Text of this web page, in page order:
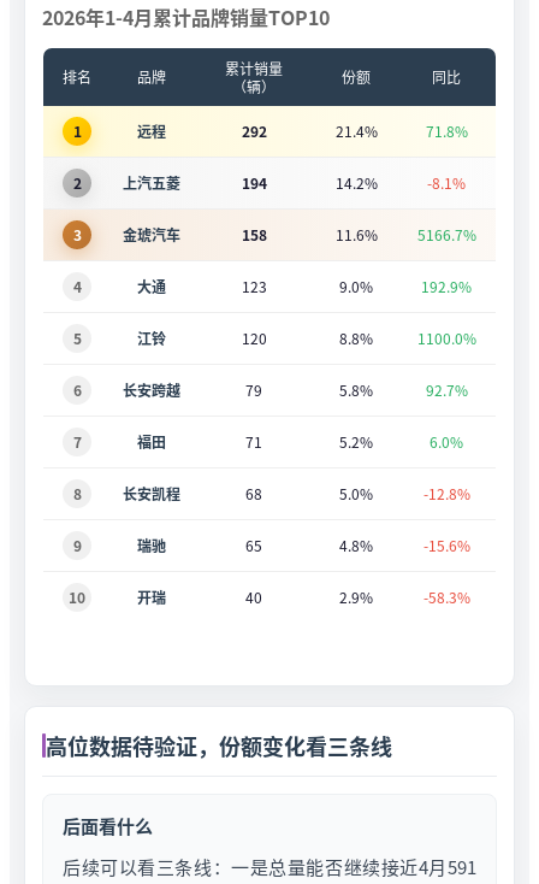
2026年1-4月累计品牌销量TOP10
排名 品牌
累计销量
（辆）
份额 同比
1 远程 292 21.4% 71.8%
2 上汽五菱 194 14.2% -8.1%
3 金琥汽车 158 11.6% 5166.7%
4 大通 123 9.0% 192.9%
5 江铃 120 8.8% 1100.0%
6 长安跨越 79 5.8% 92.7%
7 福田 71 5.2% 6.0%
8 长安凯程 68 5.0% -12.8%
9 瑞驰 65 4.8% -15.6%
10 开瑞 40 2.9% -58.3%
高位数据待验证，份额变化看三条线
后面看什么
后续可以看三条线：一是总量能否继续接近4月591